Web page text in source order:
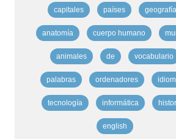
capitales países geografía
anatomía cuerpo humano
animales de vocabulario
palabras ordenadores
tecnología informática
english